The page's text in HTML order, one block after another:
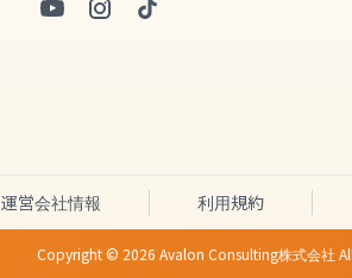
運営会社情報 利用規約
Copyright © 2026 Avalon Consulting株式会社